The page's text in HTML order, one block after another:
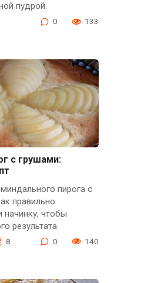
пудрой.
0 133
с грушами:
пирога с
правильно
начинку, чтобы
результата.
8 0 140